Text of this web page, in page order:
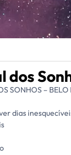
dos
SONHOS –
dias